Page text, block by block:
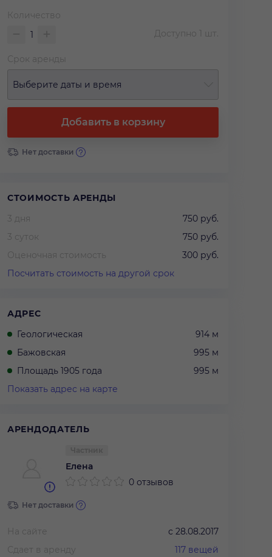
Количество
Доступно 1 шт.
Срок аренды
Выберите даты и время
Добавить в корзину
Нет доставки
СТОИМОСТЬ АРЕНДЫ
3 дня
750 руб.
3 суток
750 руб.
Оценочная стоимость
300 руб.
Посчитать стоимость на другой срок
АДРЕС
Геологическая
914 м
Бажовская
995 м
Площадь 1905 года
995 м
Показать адрес на карте
АРЕНДОДАТЕЛЬ
Елена
0 отзывов
Нет доставки
На сайте с 28.08.2017
Сдает в аренду
117 вещей